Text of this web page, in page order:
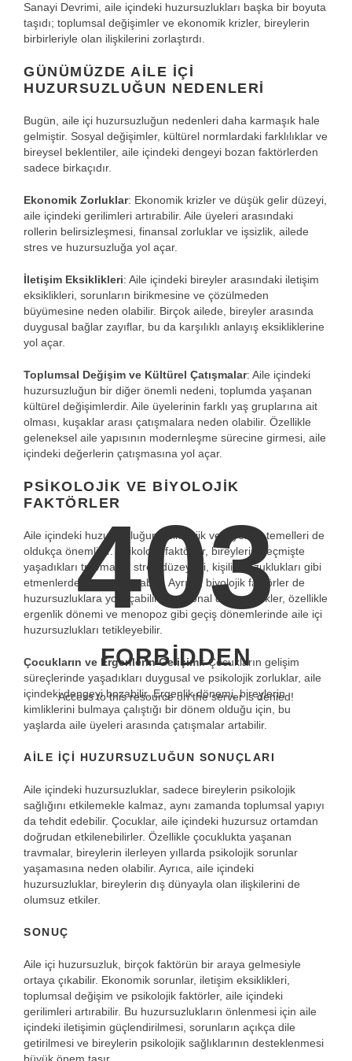
Sanayi Devrimi, aile içindeki huzursuzlukları başka bir boyuta
taşıdı; toplumsal değişimler ve ekonomik krizler, bireylerin
birbirleriyle olan ilişkilerini zorlaştırdı.
GÜNÜMÜZDE AILE İÇI
HUZURSUZLUĞUN NEDENLERI
Bugün, aile içi huzursuzluğun nedenleri daha karmaşık hale
gelmiştir. Sosyal değişimler, kültürel normlardaki farklılıklar ve
bireysel beklentiler, aile içindeki dengeyi bozan faktörlerden
sadece birkaçıdır.
Ekonomik Zorluklar: Ekonomik krizler ve düşük gelir düzeyi,
aile içindeki gerilimleri artırabilir. Aile üyeleri arasındaki
rollerin belirsizleşmesi, finansal zorluklar ve işsizlik, ailede
stres ve huzursuzluğa yol açar.
İletişim Eksiklikleri: Aile içindeki bireyler arasındaki iletişim
eksiklikleri, sorunların birikmesine ve çözülmeden
büyümesine neden olabilir. Birçok ailede, bireyler arasında
duygusal bağlar zayıflar, bu da karşılıklı anlayış eksikliklerine
yol açar.
Toplumsal Değişim ve Kültürel Çatışmalar: Aile içindeki
huzursuzluğun bir diğer önemli nedeni, toplumda yaşanan
kültürel değişimlerdir. Aile üyelerinin farklı yaş gruplarına ait
olması, kuşaklar arası çatışmalara neden olabilir. Özellikle
geleneksel aile yapısının modernleşme sürecine girmesi, aile
içindeki değerlerin çatışmasına yol açar.
PSIKOLOJIK VE BIYOLOJIK
FAKTÖRLER
Aile içindeki huzursuzluğun psikolojik ve biyolojik temelleri de
oldukça önemlidir. Psikolojik faktörler, bireylerin geçmişte
yaşadıkları travmalar, stres düzeyleri, kişilik bozuklukları gibi
etmenlerden kaynaklanabilir. Ayrıca, biyolojik faktörler de
huzursuzluklara yol açabilir. Hormonal dengesizlikler, özellikle
ergenlik dönemi ve menopoz gibi geçiş dönemlerinde aile içi
huzursuzlukları tetikleyebilir.
Çocukların ve Ergenlerin Gelişimi : Çocukların gelişim
süreçlerinde yaşadıkları duygusal ve psikolojik zorluklar, aile
içindeki dengeyi bozabilir. Ergenlik dönemi, bireylerin
kimliklerini bulmaya çalıştığı bir dönem olduğu için, bu
yaşlarda aile üyeleri arasında çatışmalar artabilir.
AILE İÇI HUZURSUZLUĞUN SONUÇLARI
Aile içindeki huzursuzluklar, sadece bireylerin psikolojik
sağlığını etkilemekle kalmaz, aynı zamanda toplumsal yapıyı
da tehdit edebilir. Çocuklar, aile içindeki huzursuz ortamdan
doğrudan etkilenebilirler. Özellikle çocuklukta yaşanan
travmalar, bireylerin ilerleyen yıllarda psikolojik sorunlar
yaşamasına neden olabilir. Ayrıca, aile içindeki
huzursuzluklar, bireylerin dış dünyayla olan ilişkilerini de
olumsuz etkiler.
SONUÇ
Aile içi huzursuzluk, birçok faktörün bir araya gelmesiyle
ortaya çıkabilir. Ekonomik sorunlar, iletişim eksiklikleri,
toplumsal değişim ve psikolojik faktörler, aile içindeki
gerilimleri artırabilir. Bu huzursuzlukların önlenmesi için aile
içindeki iletişimin güçlendirilmesi, sorunların açıkça dile
getirilmesi ve bireylerin psikolojik sağlıklarının desteklenmesi
403
FORBIDDEN
Access to this resource on the server is denied!